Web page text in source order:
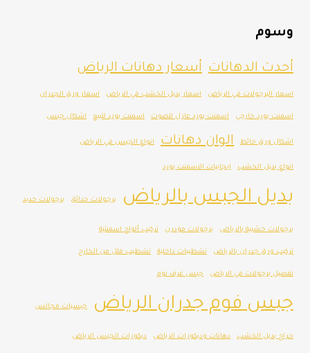
وسوم
أحدث الدهانات أسعار دهانات الرياض
اسعار البرجولات في الرياض اسعار بديل الخشب في الرياض اسعار ورق الجدران
اسمنت بورد خارجي اسمنت بورد عازل للصوت اسمنت بورد للبيع اشكال جبس
اشكال ورق حائط الوان دهانات انواع الجبس في الرياض
انواع بديل الخشب ايجابيات الاسمنت بورد
بديل الجبس بالرياض برجولات حدائق برجولات حديد
برجولات خشبية بالرياض برجولات مودرن تركيب ألواح اسمنتية
تركيب ورق جدران بالرياض تشطيبات داخلية تشطيب فلل من الخارج
تفصيل برجولات في الرياض جبس غرف نوم
جبس فوم جدران الرياض جبسيات مجالس
حراج بديل الخشب دهانات وديكورات الرياض ديكورات الجبس الرياض